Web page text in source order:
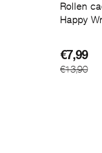
Rollen
Happy
€13,90
prijs
€7,99
Huidige
prijs